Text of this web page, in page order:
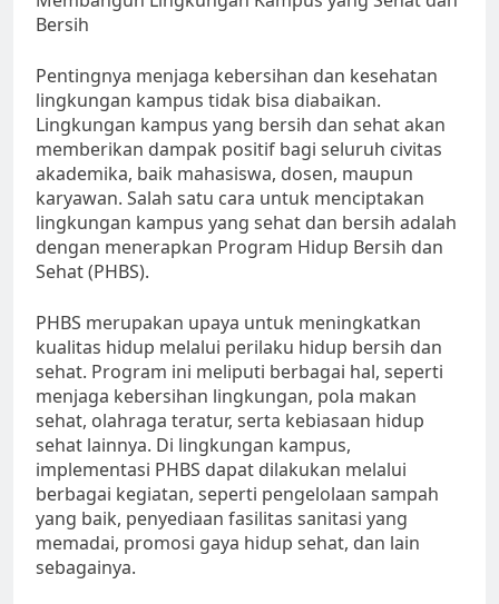
Bersih
Pentingnya menjaga kebersihan dan kesehatan
lingkungan kampus tidak bisa diabaikan.
Lingkungan kampus yang bersih dan sehat akan
memberikan dampak positif bagi seluruh civitas
akademika, baik mahasiswa, dosen, maupun
karyawan. Salah satu cara untuk menciptakan
lingkungan kampus yang sehat dan bersih adalah
dengan menerapkan Program Hidup Bersih dan
Sehat (PHBS).
PHBS merupakan upaya untuk meningkatkan
kualitas hidup melalui perilaku hidup bersih dan
sehat. Program ini meliputi berbagai hal, seperti
menjaga kebersihan lingkungan, pola makan
sehat, olahraga teratur, serta kebiasaan hidup
sehat lainnya. Di lingkungan kampus,
implementasi PHBS dapat dilakukan melalui
berbagai kegiatan, seperti pengelolaan sampah
yang baik, penyediaan fasilitas sanitasi yang
memadai, promosi gaya hidup sehat, dan lain
sebagainya.